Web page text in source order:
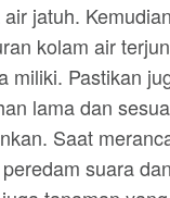
jatuh.
kolam air
miliki. Pastikan
lama dan
Saat
suara